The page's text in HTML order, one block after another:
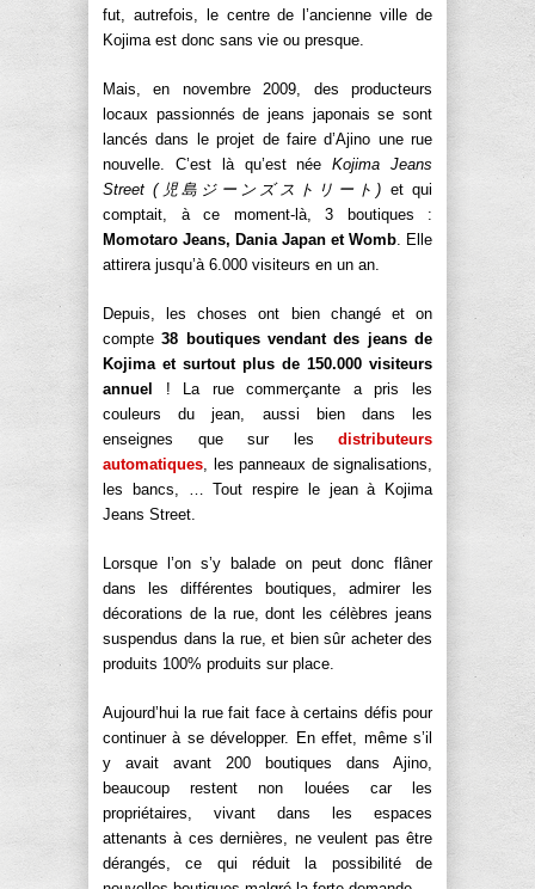
fut, autrefois, le centre de l’ancienne ville de
Kojima est donc sans vie ou presque.
Mais, en novembre 2009, des producteurs
locaux passionnés de jeans japonais se sont
lancés dans le projet de faire d’Ajino une rue
nouvelle. C’est là qu’est néeKojima Jeans
Street (児島ジーンズストリート ) et qui
comptait, à ce moment-là, 3 boutiques :
Momotaro Jeans, Dania Japan et Womb . Elle
attirera jusqu’à 6.000 visiteurs en un an.
Depuis, les choses ont bien changé et on
compte38 boutiques vendant des jeans de
Kojima et surtout plus de 150.000 visiteurs
annuel ! La rue commerçante a pris les
couleurs du jean, aussi bien dans les
enseignes que sur les distributeurs
automatiques , les panneaux de signalisations,
les bancs, … Tout respire le jean à Kojima
Jeans Street.
Lorsque l’on s’y balade on peut donc flâner
dans les différentes boutiques, admirer les
décorations de la rue, dont les célèbres jeans
suspendus dans la rue, et bien sûr acheter des
produits 100% produits sur place.
Aujourd’hui la rue fait face à certains défis pour
continuer à se développer. En effet, même s’il
y avait avant 200 boutiques dans Ajino,
beaucoup restent non louées car les
propriétaires, vivant dans les espaces
attenants à ces dernières, ne veulent pas être
dérangés, ce qui réduit la possibilité de